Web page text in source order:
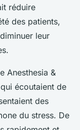
réduire
des patients,
leur
Anesthesia &
écoutaient de
des
du stress. De